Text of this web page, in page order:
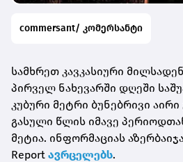
commersant/ კომერსანტი
სამხრეთ კავკასიური
პირველ ნახევარში დღეში
კუბური მეტრი ბუნებრივი
გასული წლის იმავე
მეტია. ინფორმაციას
Report ავრცელებს.